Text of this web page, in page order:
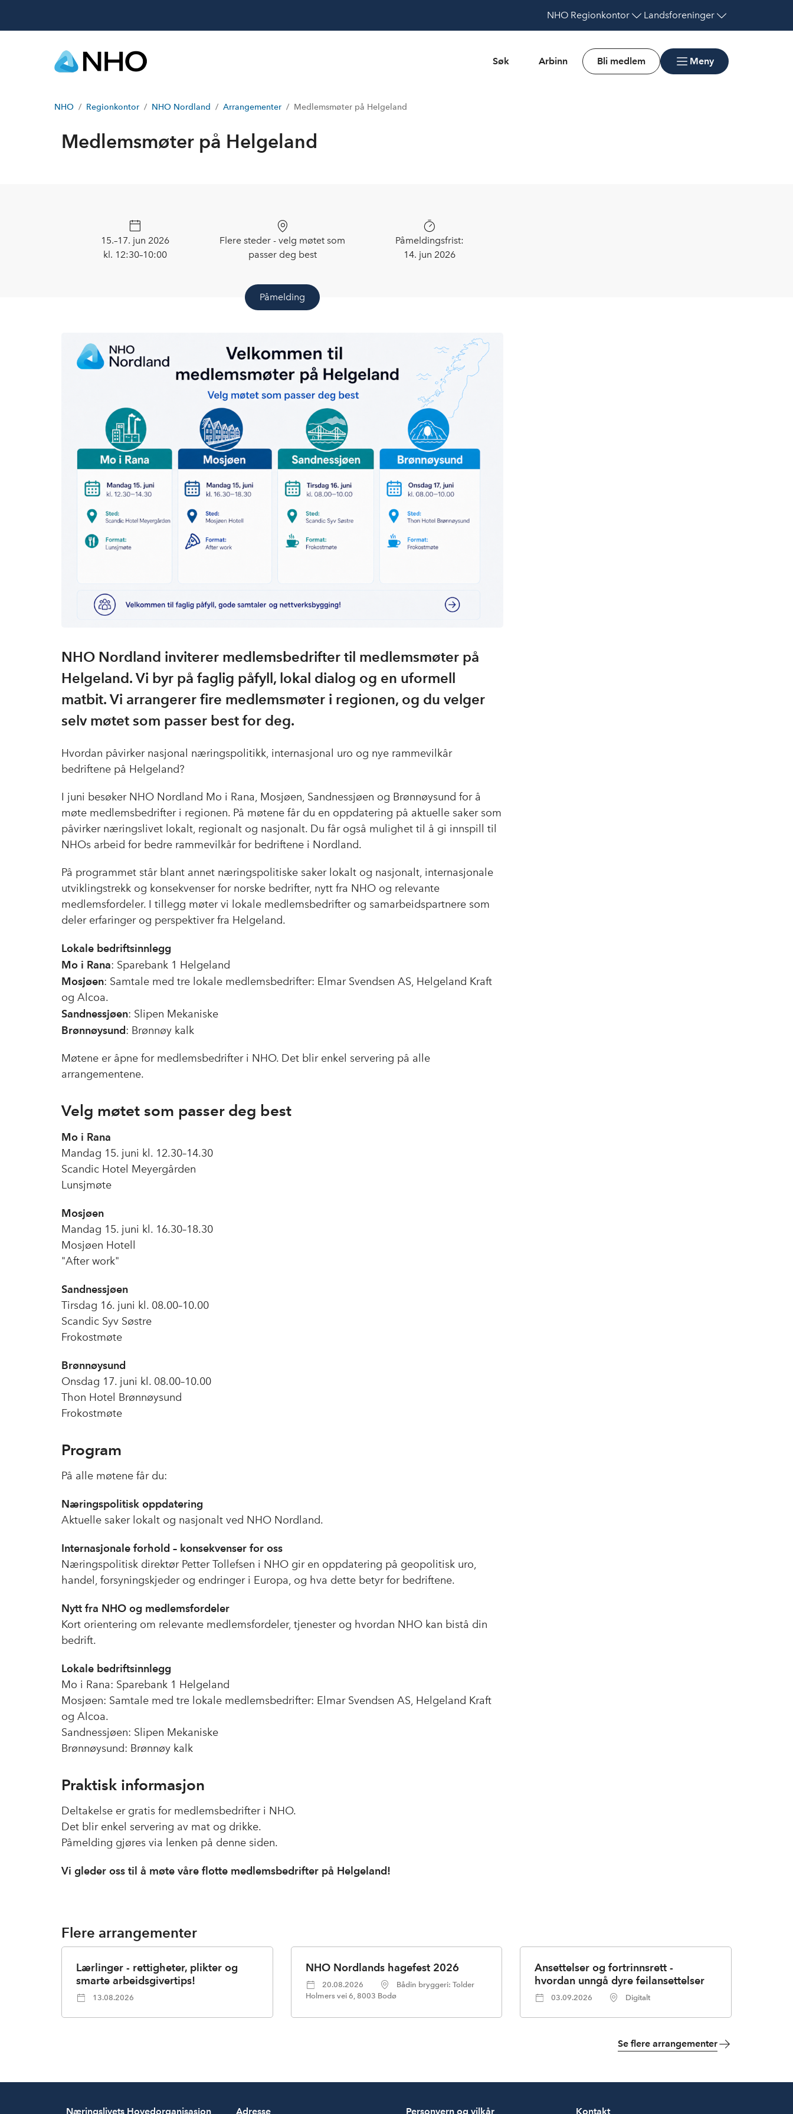
NHO Regionkontor Landsforeninger
Søk Arbinn Bli medlem Meny
NHO Regionkontor NHO Nordland Arrangementer Medlemsmøter på Helgeland
Medlemsmøter på Helgeland
15.–17. jun 2026
kl. 12:30–10:00
Flere steder - velg møtet som
passer deg best
Påmeldingsfrist:
14. jun 2026
Påmelding
NHO Nordland inviterer medlemsbedrifter til medlemsmøter på
Helgeland. Vi byr på faglig påfyll, lokal dialog og en uformell
matbit. Vi arrangerer fire medlemsmøter i regionen, og du velger
selv møtet som passer best for deg.
Hvordan påvirker nasjonal næringspolitikk, internasjonal uro og nye rammevilkår
bedriftene på Helgeland?
I juni besøker NHO Nordland Mo i Rana, Mosjøen, Sandnessjøen og Brønnøysund for å
møte medlemsbedrifter i regionen. På møtene får du en oppdatering på aktuelle saker som
påvirker næringslivet lokalt, regionalt og nasjonalt. Du får også mulighet til å gi innspill til
NHOs arbeid for bedre rammevilkår for bedriftene i Nordland.
På programmet står blant annet næringspolitiske saker lokalt og nasjonalt, internasjonale
utviklingstrekk og konsekvenser for norske bedrifter, nytt fra NHO og relevante
medlemsfordeler. I tillegg møter vi lokale medlemsbedrifter og samarbeidspartnere som
deler erfaringer og perspektiver fra Helgeland.
Lokale bedriftsinnlegg
Mo i Rana: Sparebank 1 Helgeland
Mosjøen: Samtale med tre lokale medlemsbedrifter: Elmar Svendsen AS, Helgeland Kraft
og Alcoa.
Sandnessjøen: Slipen Mekaniske
Brønnøysund: Brønnøy kalk
Møtene er åpne for medlemsbedrifter i NHO. Det blir enkel servering på alle
arrangementene.
Velg møtet som passer deg best
Mo i Rana
Mandag 15. juni kl. 12.30–14.30
Scandic Hotel Meyergården
Lunsjmøte
Mosjøen
Mandag 15. juni kl. 16.30–18.30
Mosjøen Hotell
"After work"
Sandnessjøen
Tirsdag 16. juni kl. 08.00–10.00
Scandic Syv Søstre
Frokostmøte
Brønnøysund
Onsdag 17. juni kl. 08.00–10.00
Thon Hotel Brønnøysund
Frokostmøte
Program
På alle møtene får du:
Næringspolitisk oppdatering
Aktuelle saker lokalt og nasjonalt ved NHO Nordland.
Internasjonale forhold – konsekvenser for oss
Næringspolitisk direktør Petter Tollefsen i NHO gir en oppdatering på geopolitisk uro,
handel, forsyningskjeder og endringer i Europa, og hva dette betyr for bedriftene.
Nytt fra NHO og medlemsfordeler
Kort orientering om relevante medlemsfordeler, tjenester og hvordan NHO kan bistå din
bedrift.
Lokale bedriftsinnlegg
Mo i Rana: Sparebank 1 Helgeland
Mosjøen: Samtale med tre lokale medlemsbedrifter: Elmar Svendsen AS, Helgeland Kraft
og Alcoa.
Sandnessjøen: Slipen Mekaniske
Brønnøysund: Brønnøy kalk
Praktisk informasjon
Deltakelse er gratis for medlemsbedrifter i NHO.
Det blir enkel servering av mat og drikke.
Påmelding gjøres via lenken på denne siden.
Vi gleder oss til å møte våre flotte medlemsbedrifter på Helgeland!
Flere arrangementer
Lærlinger - rettigheter, plikter og
smarte arbeidsgivertips!
13.08.2026
NHO Nordlands hagefest 2026
20.08.2026
Bådin bryggeri: Tolder
Holmers vei 6, 8003 Bodø
Ansettelser og fortrinnsrett -
hvordan unngå dyre feilansettelser
03.09.2026 Digitalt
Se flere arrangementer
Næringslivets Hovedorganisasjon Adresse Personvern og vilkår Kontakt